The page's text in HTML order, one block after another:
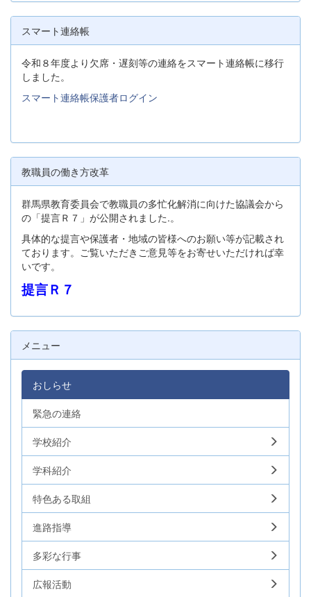
スマート連絡帳
令和８年度より欠席・遅刻等の連絡をスマート連絡帳に移行
しました。
スマート連絡帳保護者ログイン
教職員の働き方改革
群馬県教育委員会で教職員の多忙化解消に向けた協議会から
の「提言Ｒ７」が公開されました.。
具体的な提言や保護者・地域の皆様へのお願い等が記載され
ております。ご覧いただきご意見等をお寄せいただければ幸
いです。
提言Ｒ７
メニュー
おしらせ
緊急の連絡
学校紹介
学科紹介
特色ある取組
進路指導
多彩な行事
広報活動